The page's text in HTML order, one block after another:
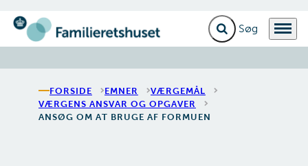
Gå til forsiden Fold søgefelt ud
Menu
FORSIDE EMNER
VÆRGEMÅL
VÆRGENS ANSVAR OG OPGAVER
ANSØG OM AT BRUGE AF FORMUEN